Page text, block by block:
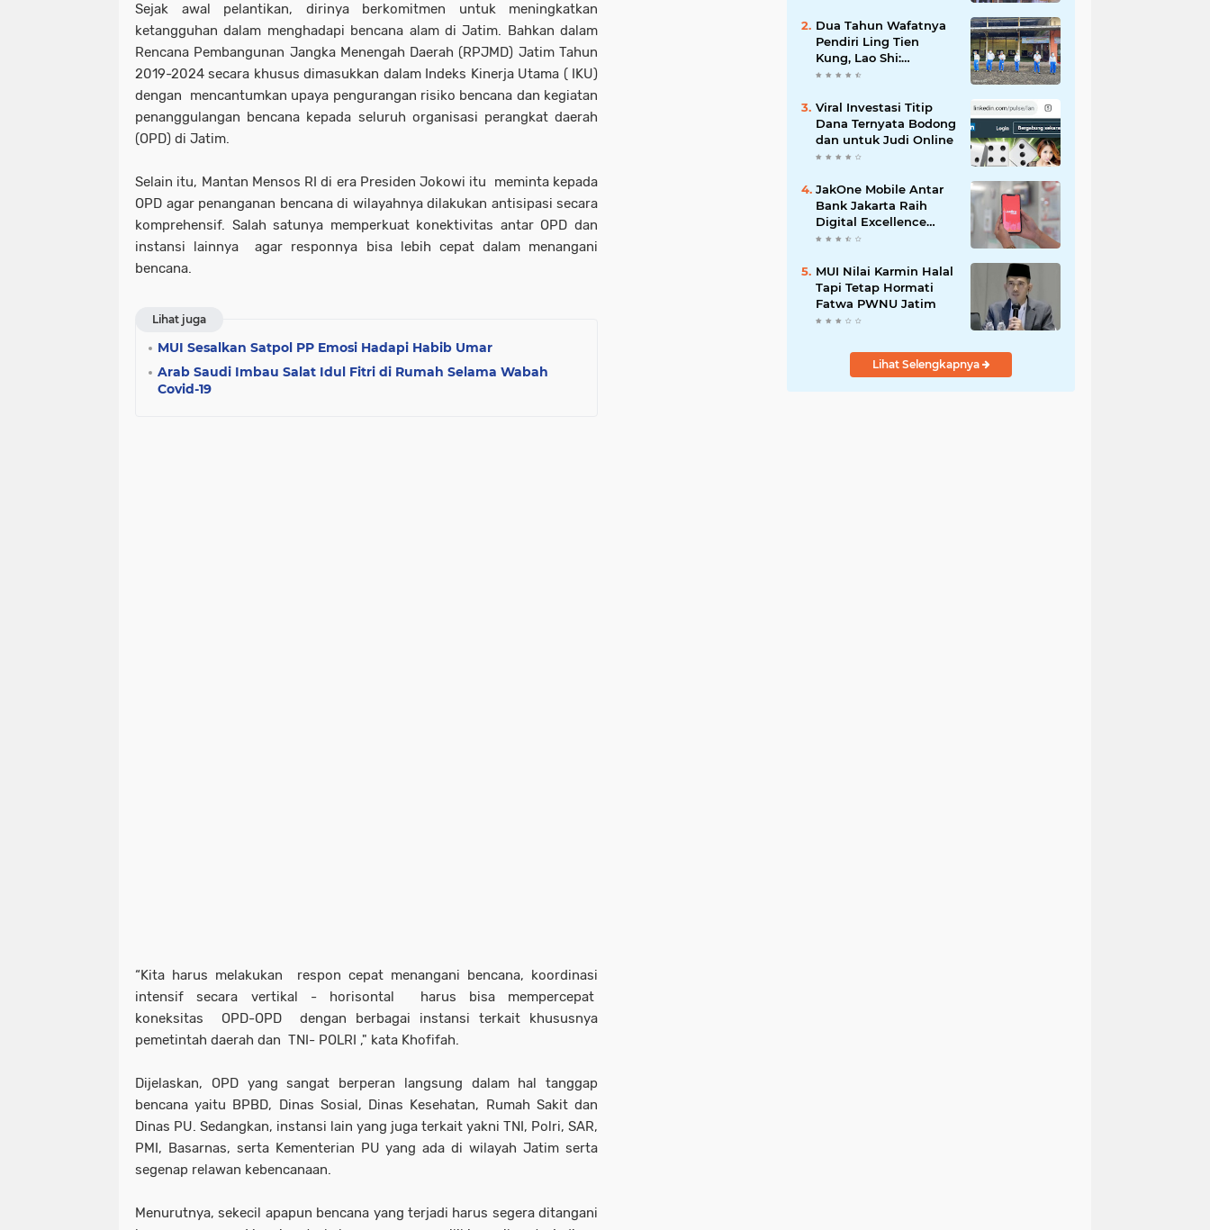
Sejak awal pelantikan, dirinya berkomitmen untuk meningkatkan
ketangguhan dalam menghadapi bencana alam di Jatim. Bahkan dalam
Rencana Pembangunan Jangka Menengah Daerah (RPJMD) Jatim Tahun
2019-2024 secara khusus dimasukkan dalam Indeks Kinerja Utama ( IKU)
dengan mencantumkan upaya pengurangan risiko bencana dan kegiatan
penanggulangan bencana kepada seluruh organisasi perangkat daerah
(OPD) di Jatim.
Selain itu, Mantan Mensos RI di era Presiden Jokowi itu meminta kepada
OPD agar penanganan bencana di wilayahnya dilakukan antisipasi secara
komprehensif. Salah satunya memperkuat konektivitas antar OPD dan
instansi lainnya agar responnya bisa lebih cepat dalam menangani
bencana.
Lihat juga
MUI Sesalkan Satpol PP Emosi Hadapi Habib Umar
Arab Saudi Imbau Salat Idul Fitri di Rumah Selama Wabah
Covid-19
“Kita harus melakukan respon cepat menangani bencana, koordinasi
intensif secara vertikal - horisontal harus bisa mempercepat
koneksitas OPD-OPD dengan berbagai instansi terkait khususnya
pemetintah daerah dan TNI- POLRI ," kata Khofifah.
Dijelaskan, OPD yang sangat berperan langsung dalam hal tanggap
bencana yaitu BPBD, Dinas Sosial, Dinas Kesehatan, Rumah Sakit dan
Dinas PU. Sedangkan, instansi lain yang juga terkait yakni TNI, Polri, SAR,
PMI, Basarnas, serta Kementerian PU yang ada di wilayah Jatim serta
segenap relawan kebencanaan.
Menurutnya, sekecil apapun bencana yang terjadi harus segera ditangani
Dua Tahun Wafatnya
Pendiri Ling Tien
Kung, Lao Shi:
Amanah Harus Kita
Viral Investasi Titip
Dana Ternyata Bodong
dan untuk Judi Online
JakOne Mobile Antar
Bank Jakarta Raih
Digital Excellence
Awards 2026
MUI Nilai Karmin Halal
Tapi Tetap Hormati
Fatwa PWNU Jatim
Lihat Selengkapnya